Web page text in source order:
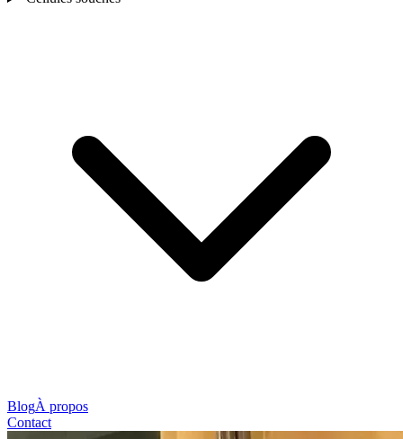
BlogÀ propos
Contact